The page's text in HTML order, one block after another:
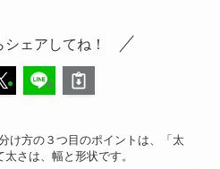
ェアしてね！
け方の３つ目のポイントは、「太
さは、幅と形状です。